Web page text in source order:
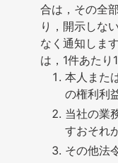
合は，その全
り，開示しな
なく通知しま
は，1件あたり
本人また
の権利利
当社の業
すおそれ
その他法